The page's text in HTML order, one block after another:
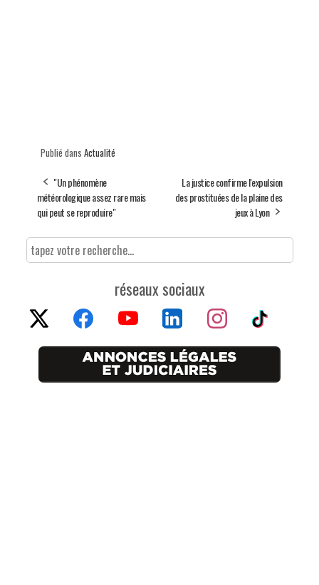
Publié dans Actualité
"Un phénomène
météorologique assez rare mais
qui peut se reproduire"
La justice confirme l'expulsion
des prostituées de la plaine des
jeux à Lyon
réseaux sociaux